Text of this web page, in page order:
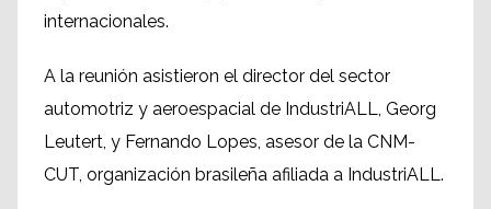
internacionales.
A la reunión asistieron el director del sector
automotriz y aeroespacial de IndustriALL, Georg
Leutert, y Fernando Lopes, asesor de la CNM-
CUT, organización brasileña afiliada a IndustriALL.